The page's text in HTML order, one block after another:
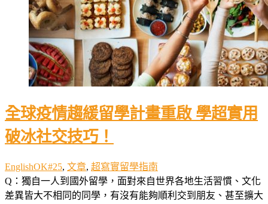
全球疫情趨緩留學計畫重啟 學超實用
破冰社交技巧！
EnglishOK#25, 文章, 超寫實留學指南
Q：獨自一人到國外留學，面對來自世界各地生活習慣、文化
差異皆大不相同的同學，有沒有能夠順利交到朋友、甚至擴大